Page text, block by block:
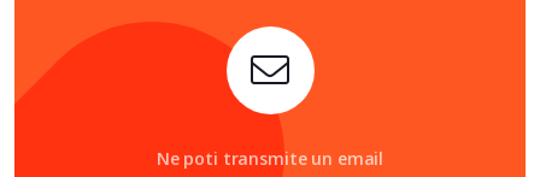
Ne poti transmite un email